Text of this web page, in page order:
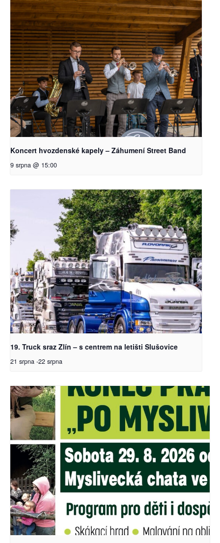
Koncert hvozdenské kapely – Záhumení Street Band
9 srpna @ 15:00
19. Truck sraz Zlín – s centrem na letišti Slušovice
21 srpna -22 srpna